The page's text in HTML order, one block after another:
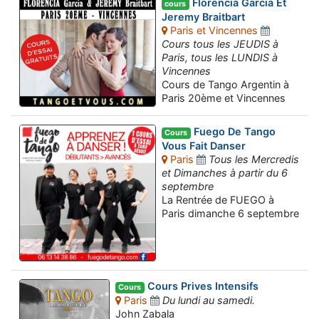
cours Florencia Garcia Et
Jeremy Braitbart
Paris et Vincennes
Cours tous les JEUDIS à
Paris, tous les LUNDIS à
Vincennes
Cours de Tango Argentin à
Paris 20ème et Vincennes
Cours Fuego De Tango
Vous Fait Danser
Paris
Tous les Mercredis
et Dimanches à partir du 6
septembre
La Rentrée de FUEGO à
Paris dimanche 6 septembre
Cours Cours Prives Intensifs
Paris
Du lundi au samedi.
John Zabala